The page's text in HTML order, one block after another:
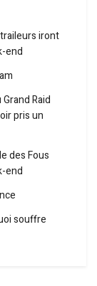
iront
end
Raid
pris un
des Fous
end
souffre